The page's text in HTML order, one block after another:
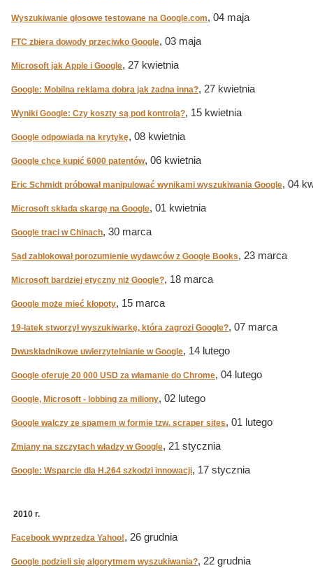
Wyszukiwanie głosowe testowane na Google.com, 04 maja
FTC zbiera dowody przeciwko Google, 03 maja
Microsoft jak Apple i Google, 27 kwietnia
Google: Mobilna reklama dobra jak żadna inna?, 27 kwietnia
Wyniki Google: Czy koszty są pod kontrolą?, 15 kwietnia
Google odpowiada na krytykę, 08 kwietnia
Google chce kupić 6000 patentów, 06 kwietnia
Eric Schmidt próbował manipulować wynikami wyszukiwania Google, 04
Microsoft składa skargę na Google, 01 kwietnia
Google traci w Chinach, 30 marca
Sąd zablokował porozumienie wydawców z Google Books, 23 marca
Microsoft bardziej etyczny niż Google?, 18 marca
Google może mieć kłopoty, 15 marca
19-latek stworzył wyszukiwarkę, która zagrozi Google?, 07 marca
Dwuskładnikowe uwierzytelnianie w Google, 14 lutego
Google oferuje 20 000 USD za włamanie do Chrome, 04 lutego
Google, Microsoft - lobbing za miliony, 02 lutego
Google walczy ze spamem w formie tzw. scraper sites, 01 lutego
Zmiany na szczytach władzy w Google, 21 stycznia
Google: Wsparcie dla H.264 szkodzi innowacji, 17 stycznia
2010 r.
Facebook wyprzedza Yahoo!, 26 grudnia
Google podzieli się algorytmem wyszukiwania?, 22 grudnia